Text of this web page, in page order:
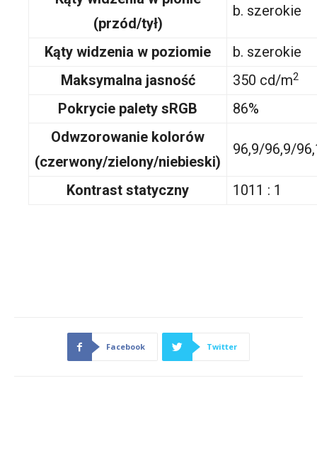
(przód/tył)
b. szerokie
Kąty widzenia w poziomie
b. szerokie
Maksymalna jasność
350 cd/m2
Pokrycie palety sRGB
86%
Odwzorowanie kolorów
(czerwony/zielony/niebieski)
96,9/96,9/
Kontrast statyczny 1011 : 1
Facebook Twitter